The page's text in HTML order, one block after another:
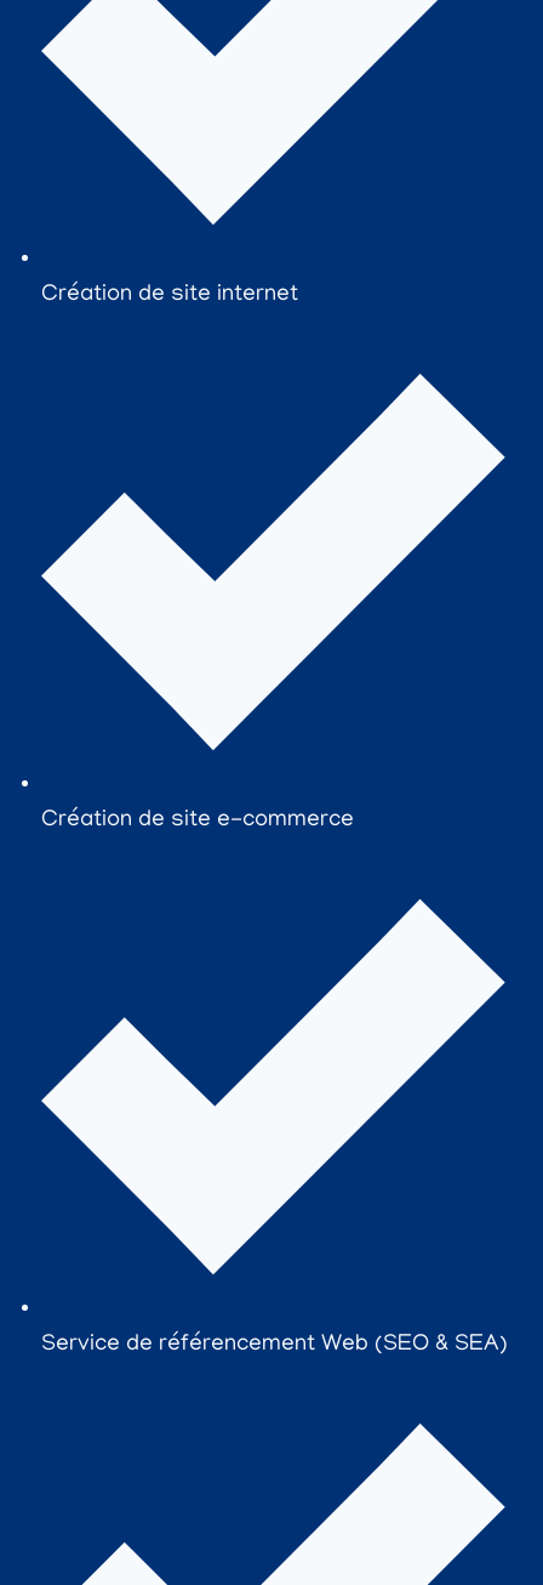
Création de site internet
Création de site e-commerce
Service de référencement Web (SEO & SEA)